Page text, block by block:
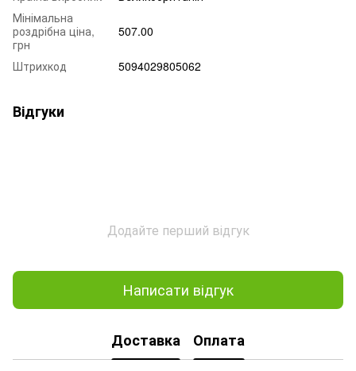
Мінімальна
роздрібна ціна,
грн
507.00
Штрихкод 5094029805062
Відгуки
Додайте перший відгук
Написати відгук
Доставка Оплата